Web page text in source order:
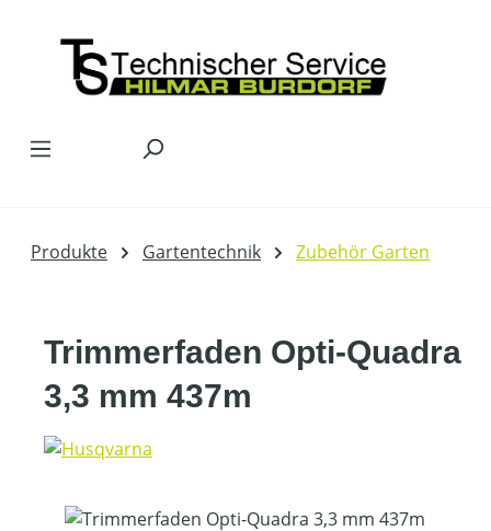
Produkte Gartentechnik Zubehör Garten
Trimmerfaden Opti-Quadra
3,3 mm 437m
Bildergalerie überspringen